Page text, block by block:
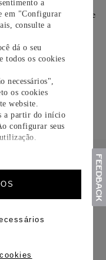
a
em "Configurar
consulte a
dá o seu
todos os cookies
necessários",
os cookies
website.
a partir do início
configurar seus
Selecione o envio de
Cartier em até 30